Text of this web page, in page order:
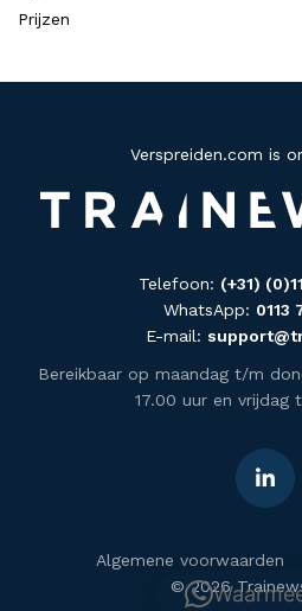
Prijzen
Verspreiden.com is
Telefoon: (+31)
WhatsApp: 0113
E-mail:
Bereikbaar op maandag t/m
17.00 uur en vrijdag
Algemene voorwaarden
© 2026